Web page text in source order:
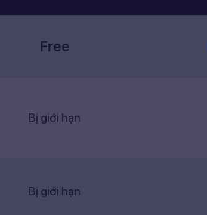
Free
Bị giới hạn
Bị giới hạn